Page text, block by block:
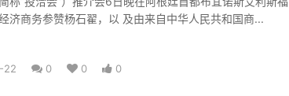
济商务参赞杨石翟，以 及由来自中华人民共和国商...
22 0 0 0